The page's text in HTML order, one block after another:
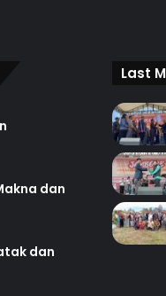
dan
dan
Last